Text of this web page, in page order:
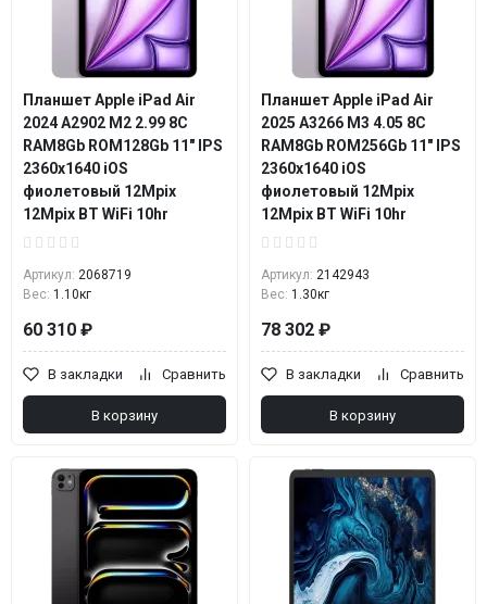
Планшет Apple iPad Air
2024 A2902 M2 2.99 8C
RAM8Gb ROM128Gb 11" IPS
2360x1640 iOS
фиолетовый 12Mpix
12Mpix BT WiFi 10hr
Артикул: 2068719
Вес: 1.10кг
60 310 ₽
В закладки Сравнить
В корзину
Планшет Apple iPad Air
2025 A3266 M3 4.05 8C
RAM8Gb ROM256Gb 11" IPS
2360x1640 iOS
фиолетовый 12Mpix
12Mpix BT WiFi 10hr
Артикул: 2142943
Вес: 1.30кг
78 302 ₽
В закладки Сравнить
В корзину